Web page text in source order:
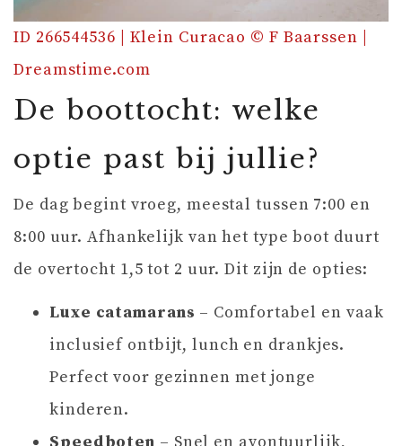
ID 266544536 | Klein Curacao © F Baarssen |
Dreamstime.com
De boottocht: welke
optie past bij jullie?
De dag begint vroeg, meestal tussen 7:00 en
8:00 uur. Afhankelijk van het type boot duurt
de overtocht 1,5 tot 2 uur. Dit zijn de opties:
Luxe catamarans – Comfortabel en vaak
inclusief ontbijt, lunch en drankjes.
Perfect voor gezinnen met jonge
kinderen.